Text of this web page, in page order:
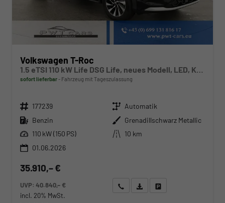
Volkswagen T-Roc
sofort lieferbar Fahrzeug mit Tageszulassung
Fahrzeugnr. 177239 Getriebe Automatik
Kraftstoff Benzin Außenfarbe Grenadillschwarz Metallic
Leistung 110 kW (150 PS) Kilometerstand
10 km
01.06.2026
35.910,– €
UVP:40.840,– €
incl. 20% MwSt.
Wir rufen Sie anAngebot drucken (PDF)